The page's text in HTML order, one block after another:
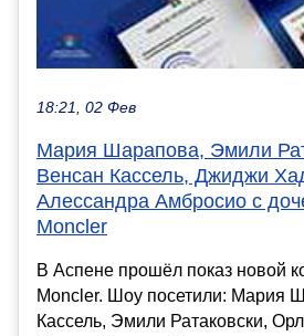
18:21, 02 Фев
Мария Шарапова, Эмили
Венсан Кассель, Джиджи
Алессандра Амбросио с
Moncler
В Аспене прошёл показ новой
Moncler. Шоу посетили: Мария
Кассель, Эмили Ратаковски,